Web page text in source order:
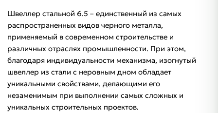
Швеллер стальной 6.5 – единственный из самых
распространенных видов черного металла,
применяемый в современном строительстве и
различных отраслях промышленности. При этом,
благодаря индивидуальности механизма, изогнутый
швеллер из стали с неровным дном обладает
уникальными свойствами, делающими его
незаменимым при выполнении самых сложных и
уникальных строительных проектов.